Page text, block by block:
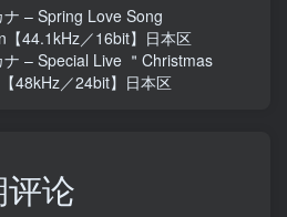
– Spring Love Song
【44.1kHz／16bit】日本区
– Special Live ＂Christmas
48kHz／24bit】日本区
论